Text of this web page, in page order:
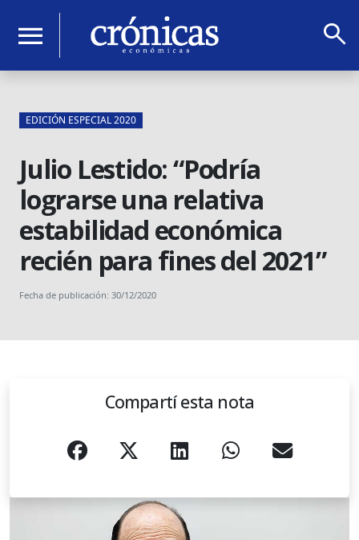
menu search
EDICIÓN ESPECIAL 2020
Julio Lestido: “Podría
lograrse una relativa
estabilidad económica
recién para fines del 2021”
Fecha de publicación: 30/12/2020
Compartí esta nota